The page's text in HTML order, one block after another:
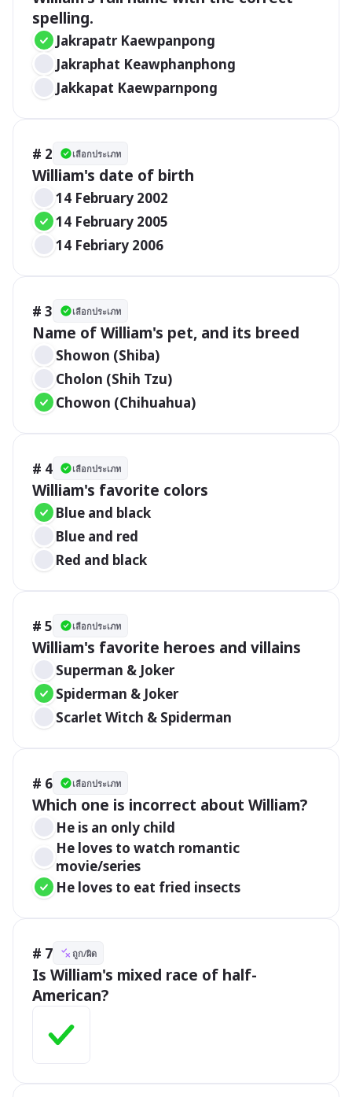
spelling.
Jakrapatr Kaewpanpong
Jakraphat Keawphanphong
Jakkapat Kaewparnpong
# 2 เลือกประเภท
William's date of birth
14 February 2002
14 February 2005
14 Febriary 2006
# 3 เลือกประเภท
Name of William's pet, and its breed
Showon (Shiba)
Cholon (Shih Tzu)
Chowon (Chihuahua)
# 4 เลือกประเภท
William's favorite colors
Blue and black
Blue and red
Red and black
# 5 เลือกประเภท
William's favorite heroes and villains
Superman & Joker
Spiderman & Joker
Scarlet Witch & Spiderman
# 6 เลือกประเภท
Which one is incorrect about William?
He is an only child
He loves to watch romantic
movie/series
He loves to eat fried insects
# 7 ถูก/ผิด
Is William's mixed race of half-
American?